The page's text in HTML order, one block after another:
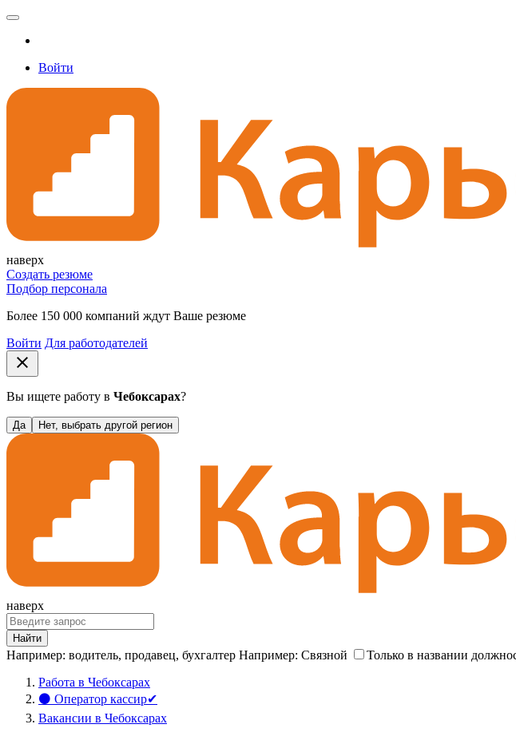
Войти
наверх
Создать резюме
Подбор персонала
Более 150 000 компаний ждут Ваше резюме
Войти Для работодателей
close
Вы ищете работу в Чебоксарах?
Да Нет, выбрать другой регион
наверх
Найти
Например: водитель, продавец, бухгалтер Например: Связной
Только в названии
Работа в Чебоксарах
⚫ Оператор кассир✔
Вакансии в Чебоксарах